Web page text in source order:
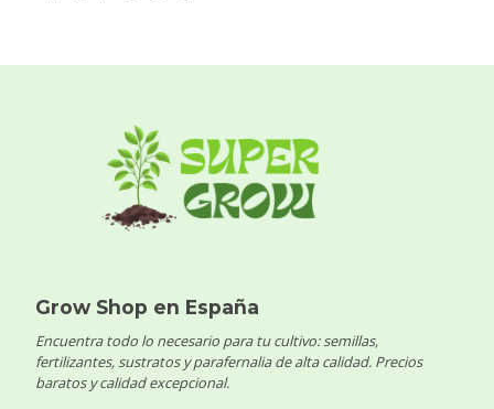
Grow Shop en España
Encuentra todo lo necesario para tu cultivo: semillas,
fertilizantes, sustratos y parafernalia de alta calidad. Precios
baratos y calidad excepcional.